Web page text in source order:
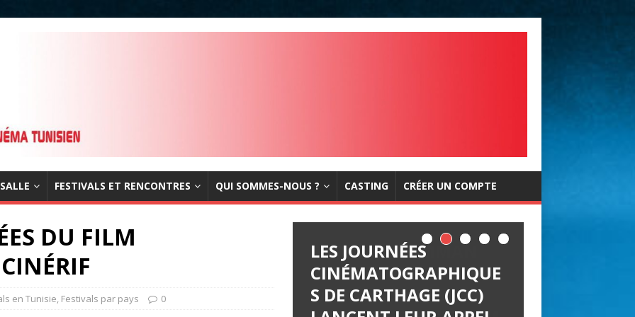
FESTIVALS ET RENCONTRES QUI SOMMES-NOUS ? CASTING CRÉER UN COMPTE
DU FILM
en Tunisie, Festivals par pays 0
LES JOURNÉES
CINÉMATOGRAPHIQUE
S DE CARTHAGE (JCC)